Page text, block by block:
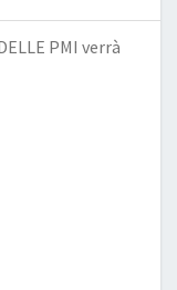
PMI verrà